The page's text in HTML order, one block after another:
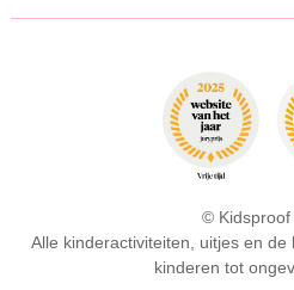
© Kidsproof
Alle kinderactiviteiten, uitjes en
kinderen tot